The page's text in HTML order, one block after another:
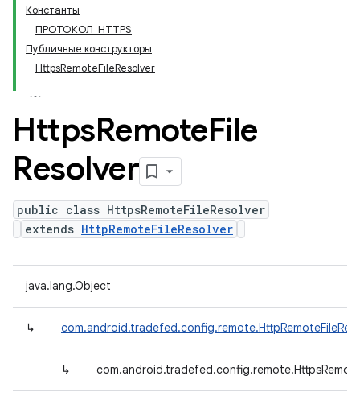
Константы
ПРОТОКОЛ_HTTPS
Публичные конструкторы
HttpsRemoteFileResolver
HttpsRemoteFile
Resolver
public class HttpsRemoteFileResolver
extends HttpRemoteFileResolver
java.lang.Object
↳
↳